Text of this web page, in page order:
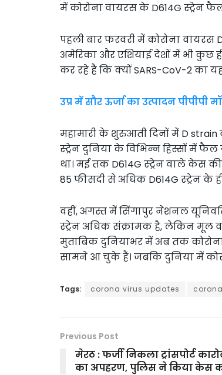
में कोरोना वायरस के D614G स्ट्रेन
पहली बार फरवरी में कोरोना वायरस
अमेरिका और एशियाई देशों में भी कुछ
कर रहे हैं कि क्यों SARS-CoV-2 का
उप्र में सौर ऊर्जा का उत्पादन पीपीपी
महामारी के शुरुआती दिनों में D
स्ट्रेन दुनिया के विभिन्न हिस्सों में
था। मई तक D614G स्ट्रेन वाले केस
85 फीसदी से अधिक D614G स्ट्रेन के
वहीं, अगस्त में सिंगापुर नेशनल
स्ट्रेन अधिक संक्रामक है, लेकिन मूल
मुताबिक दुनियाभर में अब तक
सामने आ चुके हैं। जबकि दुनिया में
Tags: corona virus updates
Previous Post
मेरठ : फर्जी निकला ट्रांसपोर्ट
का अपहरण, पुलिस ने किया केस